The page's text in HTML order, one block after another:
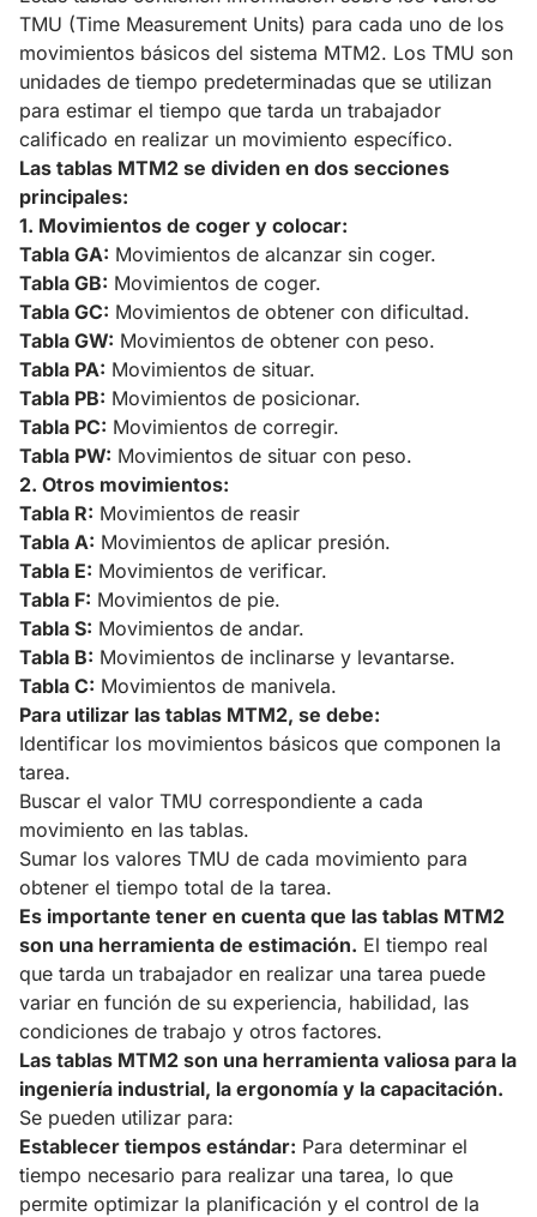
TMU (Time Measurement Units) para cada uno de los
movimientos básicos del sistema MTM2. Los TMU son
unidades de tiempo predeterminadas que se utilizan
para estimar el tiempo que tarda un trabajador
calificado en realizar un movimiento específico.
Las tablas MTM2 se dividen en dos secciones
principales:
1. Movimientos de coger y colocar:
Tabla GA: Movimientos de alcanzar sin coger.
Tabla GB: Movimientos de coger.
Tabla GC: Movimientos de obtener con dificultad.
Tabla GW: Movimientos de obtener con peso.
Tabla PA: Movimientos de situar.
Tabla PB: Movimientos de posicionar.
Tabla PC: Movimientos de corregir.
Tabla PW: Movimientos de situar con peso.
2. Otros movimientos:
Tabla R: Movimientos de reasir
Tabla A: Movimientos de aplicar presión.
Tabla E: Movimientos de verificar.
Tabla F: Movimientos de pie.
Tabla S: Movimientos de andar.
Tabla B: Movimientos de inclinarse y levantarse.
Tabla C: Movimientos de manivela.
Para utilizar las tablas MTM2, se debe:
Identificar los movimientos básicos que componen la
tarea.
Buscar el valor TMU correspondiente a cada
movimiento en las tablas.
Sumar los valores TMU de cada movimiento para
obtener el tiempo total de la tarea.
Es importante tener en cuenta que las tablas MTM2
son una herramienta de estimación. El tiempo real
que tarda un trabajador en realizar una tarea puede
variar en función de su experiencia, habilidad, las
condiciones de trabajo y otros factores.
Las tablas MTM2 son una herramienta valiosa para la
ingeniería industrial, la ergonomía y la capacitación.
Se pueden utilizar para:
Establecer tiempos estándar: Para determinar el
tiempo necesario para realizar una tarea, lo que
permite optimizar la planificación y el control de la